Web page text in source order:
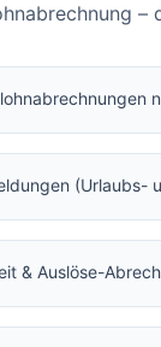
(Urlaubs-
& Auslöse-